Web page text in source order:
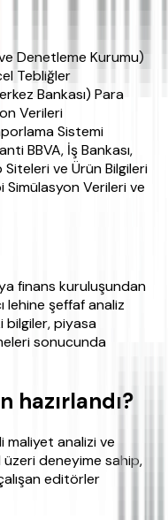
Denetleme Kurumu)
Tebliğler
Bankası) Para
Verileri
Sistemi
BBVA, İş Bankası,
Siteleri ve Ürün Bilgileri
Verileri ve
finans kuruluşundan
lehine şeffaf analiz
bilgiler, piyasa
sonucunda
hazırlandı?
maliyet analizi ve
üzeri deneyime sahip,
editörler